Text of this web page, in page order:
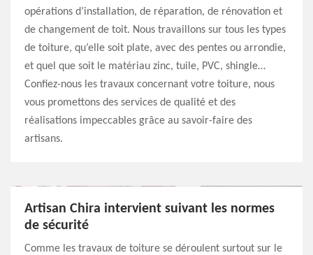
opérations d’installation, de réparation, de rénovation et
de changement de toit. Nous travaillons sur tous les types
de toiture, qu’elle soit plate, avec des pentes ou arrondie,
et quel que soit le matériau zinc, tuile, PVC, shingle…
Confiez-nous les travaux concernant votre toiture, nous
vous promettons des services de qualité et des
réalisations impeccables grâce au savoir-faire des
artisans.
Artisan Chira intervient suivant les normes
de sécurité
Comme les travaux de toiture se déroulent surtout sur le